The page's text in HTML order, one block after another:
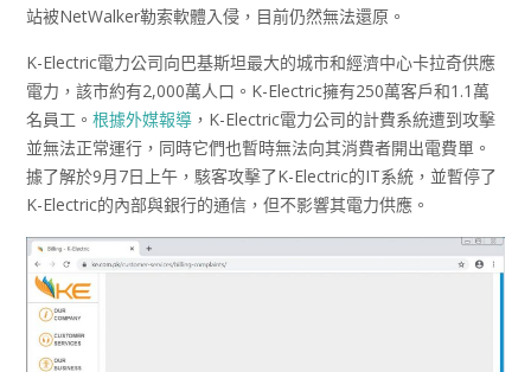
站被NetWalker勒索軟體入侵，目前仍然無法還原。
K-Electric電力公司向巴基斯坦最大的城市和經濟中心卡拉奇供應
電力，該市約有2,000萬人口。K-Electric擁有250萬客戶和1.1萬
名員工。 根據外媒報導 ，K-Electric電力公司的計費系統遭到攻擊
並無法正常運行，同時它們也暫時無法向其消費者開出電費單。
據了解於9月7日上午，駭客攻擊了K-Electric的IT系統，並暫停了
K-Electric的內部與銀行的通信，但不影響其電力供應。